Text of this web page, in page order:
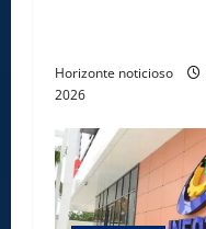
Horizonte noticioso
2026